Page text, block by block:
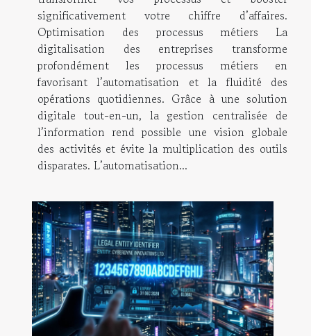
significativement votre chiffre d’affaires.
Optimisation des processus métiers La
digitalisation des entreprises transforme
profondément les processus métiers en
favorisant l’automatisation et la fluidité des
opérations quotidiennes. Grâce à une solution
digitale tout-en-un, la gestion centralisée de
l’information rend possible une vision globale
des activités et évite la multiplication des outils
disparates. L’automatisation...